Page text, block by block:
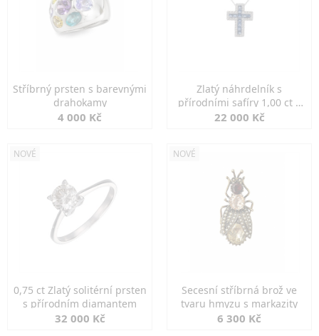
Stříbrný prsten s barevnými
drahokamy
4 000 Kč
Zlatý náhrdelník s
přírodními safíry 1,00 ct a
diamanty
22 000 Kč
NOVÉ
0,75 ct Zlatý solitérní prsten
s přírodním diamantem
32 000 Kč
NOVÉ
Secesní stříbrná brož ve
tvaru hmyzu s markazity
6 300 Kč